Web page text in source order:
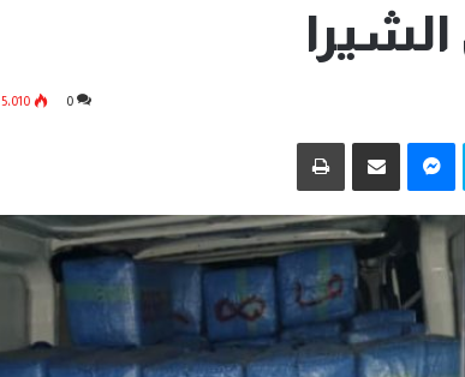
0 5٬010
سكايب ماسنجر مشاركة عبر البريد طباعة